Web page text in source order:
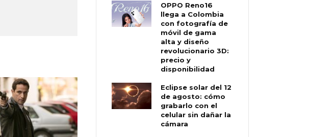
OPPO Reno16
llega a Colombia
con fotografía de
móvil de gama
alta y diseño
revolucionario 3D:
precio y
disponibilidad
Eclipse solar del 12
de agosto: cómo
grabarlo con el
celular sin dañar la
cámara